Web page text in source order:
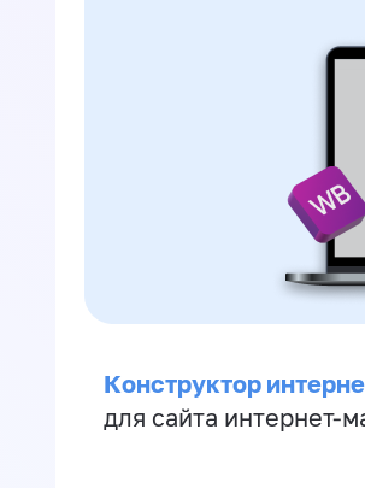
Конструктор
для сайта интернет-